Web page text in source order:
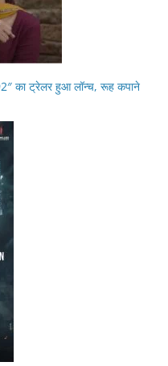
का ट्रेलर हुआ लॉन्च, रूह कपाने